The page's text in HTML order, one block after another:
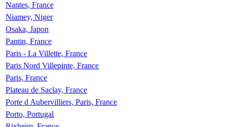
Nantes, France
Niamey, Niger
Osaka, Japon
Pantin, France
Paris - La Villette, France
Paris Nord Villepinte, France
Paris, France
Plateau de Saclay, France
Porte d Aubervilliers, Paris, France
Porto, Portugal